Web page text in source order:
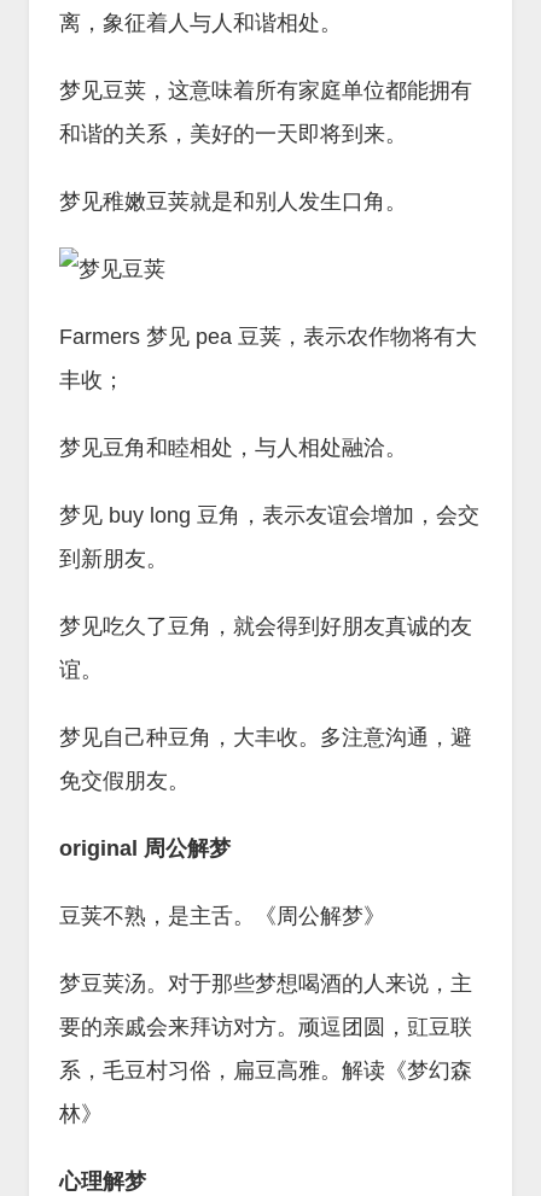
离，象征着人与人和谐相处。
梦见豆荚，这意味着所有家庭单位都能拥有
和谐的关系，美好的一天即将到来。
梦见稚嫩豆荚就是和别人发生口角。
Farmers 梦见 pea 豆荚，表示农作物将有大
丰收；
梦见豆角和睦相处，与人相处融洽。
梦见 buy long 豆角，表示友谊会增加，会交
到新朋友。
梦见吃久了豆角，就会得到好朋友真诚的友
谊。
梦见自己种豆角，大丰收。多注意沟通，避
免交假朋友。
original 周公解梦
豆荚不熟，是主舌。《周公解梦》
梦豆荚汤。对于那些梦想喝酒的人来说，主
要的亲戚会来拜访对方。顽逗团圆，豇豆联
系，毛豆村习俗，扁豆高雅。解读《梦幻森
林》
心理解梦